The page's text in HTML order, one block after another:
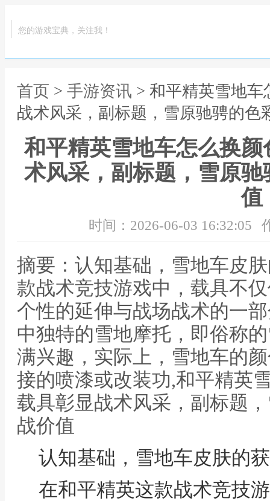
您的游戏宝典，关注我！
首页 > 手游资讯 > 和平精英雪地
战术风采，副标题，雪原驰骋的色
和平精英雪地车怎么换
术风采，副标题，雪原
值
时间：2026-06-03 16:32:05
摘要：认知基础，雪地车皮
款战术竞技游戏中，载具不
个性的延伸与战场战术的一
中独特的雪地摩托，即俗称
满兴趣，实际上，雪地车的
接的喷漆或改装功,和平精英
载具彰显战术风采，副标题
战价值
认知基础，雪地车皮肤的
在和平精英这款战术竞技